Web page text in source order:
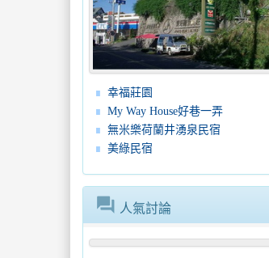
幸福莊園
My Way House好巷一弄
無米樂荷蘭井湧泉民宿
美綠民宿
forum 人氣討論